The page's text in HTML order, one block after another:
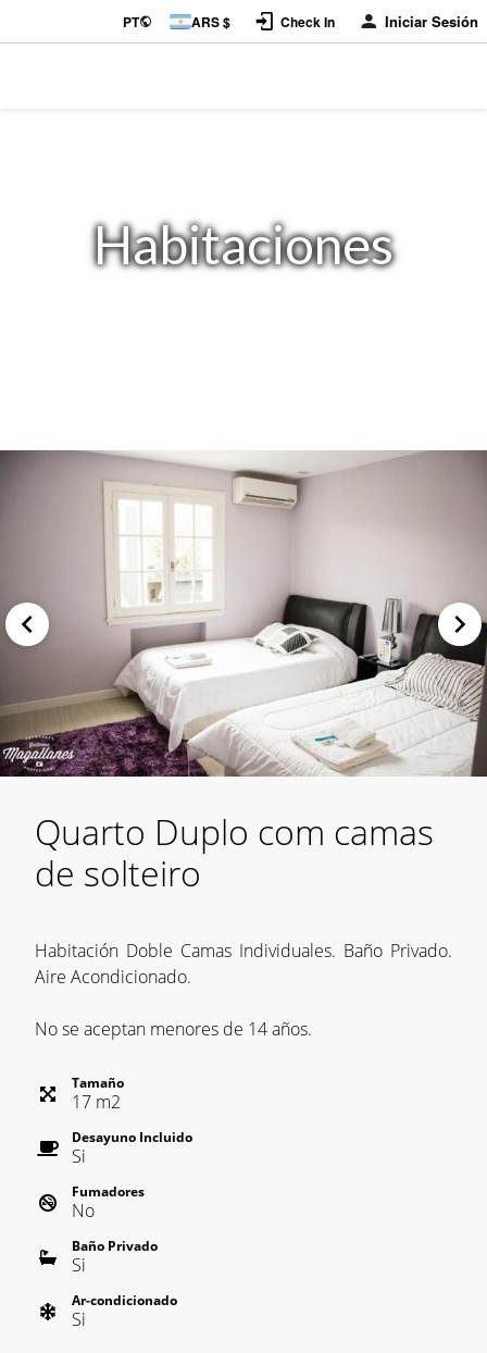
PT ARS $ Check In Iniciar Sesión
Habitaciones
Quarto Duplo com camas
de solteiro
Habitación Doble Camas Individuales. Baño Privado.
Aire Acondicionado.
No se aceptan menores de 14 años.
Tamaño
17 m2
Desayuno Incluido
Si
Fumadores
No
Baño Privado
Si
Ar-condicionado
Si